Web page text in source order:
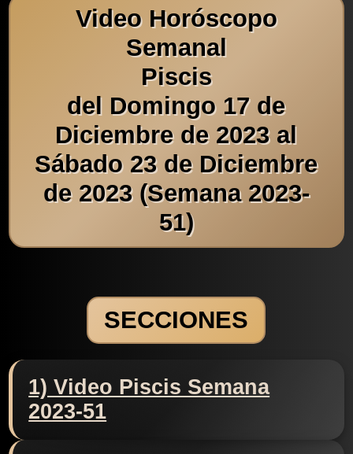
Video Horóscopo
Semanal
Piscis
del Domingo 17 de
Diciembre de 2023 al
Sábado 23 de Diciembre
de 2023 (Semana 2023-
51)
SECCIONES
1) Video Piscis Semana
2023-51